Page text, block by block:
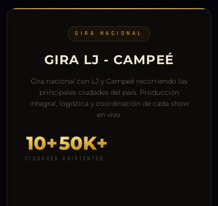
GIRA NACIONAL
GIRA LJ - CAMPEÉ
Gira nacional con LJ y Campeé recorriendo las
principales ciudades del país. Producción
integral, logística y coordinación de cada show
en vivo.
10+
CIUDADES
50K+
ASISTENTES